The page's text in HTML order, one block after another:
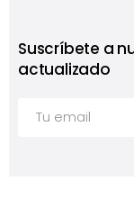
Suscríbete a
actualizado